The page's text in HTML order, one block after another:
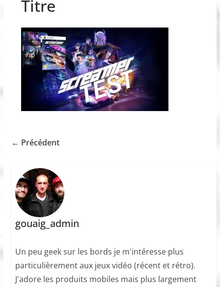
Titre
← Précédent
gouaig_admin
Un peu geek sur les bords je m'intéresse plus
particulièrement aux jeux vidéo (récent et rétro).
J'adore les produits mobiles mais plus largement